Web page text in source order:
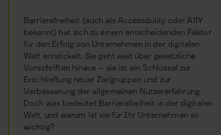
Barrierefreiheit (auch als Accessibility oder A11Y
bekannt) hat sich zu einem entscheidenden Faktor
für den Erfolg von Unternehmen in der digitalen
Welt entwickelt. Sie geht weit über gesetzliche
Vorschriften hinaus – sie ist ein Schlüssel zur
Erschließung neuer Zielgruppen und zur
Verbesserung der allgemeinen Nutzererfahrung.
Doch was bedeutet Barrierefreiheit in der digitalen
Welt, und warum ist sie für Ihr Unternehmen so
wichtig?